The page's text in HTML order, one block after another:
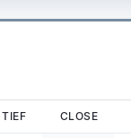
TIEF CLOSE